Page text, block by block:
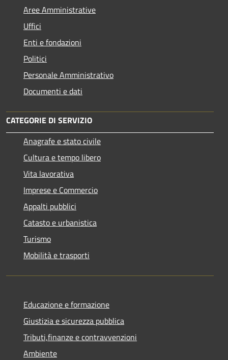
Aree Amministrative
Uffici
Enti e fondazioni
Politici
Personale Amministrativo
Documenti e dati
CATEGORIE DI SERVIZIO
Anagrafe e stato civile
Cultura e tempo libero
Vita lavorativa
Imprese e Commercio
Appalti pubblici
Catasto e urbanistica
Turismo
Mobilità e trasporti
Educazione e formazione
Giustizia e sicurezza pubblica
Tributi,finanze e contravvenzioni
Ambiente